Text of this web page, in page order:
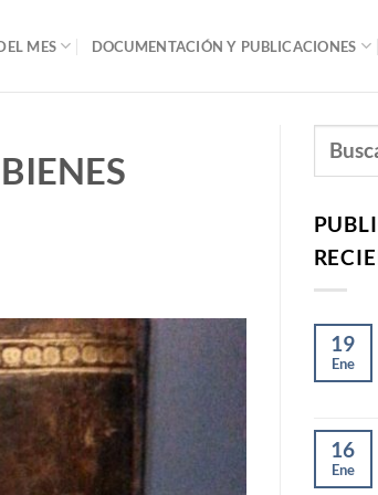
MES DOCUMENTACIÓN Y PUBLICACIONES
19
Ene
16
Ene